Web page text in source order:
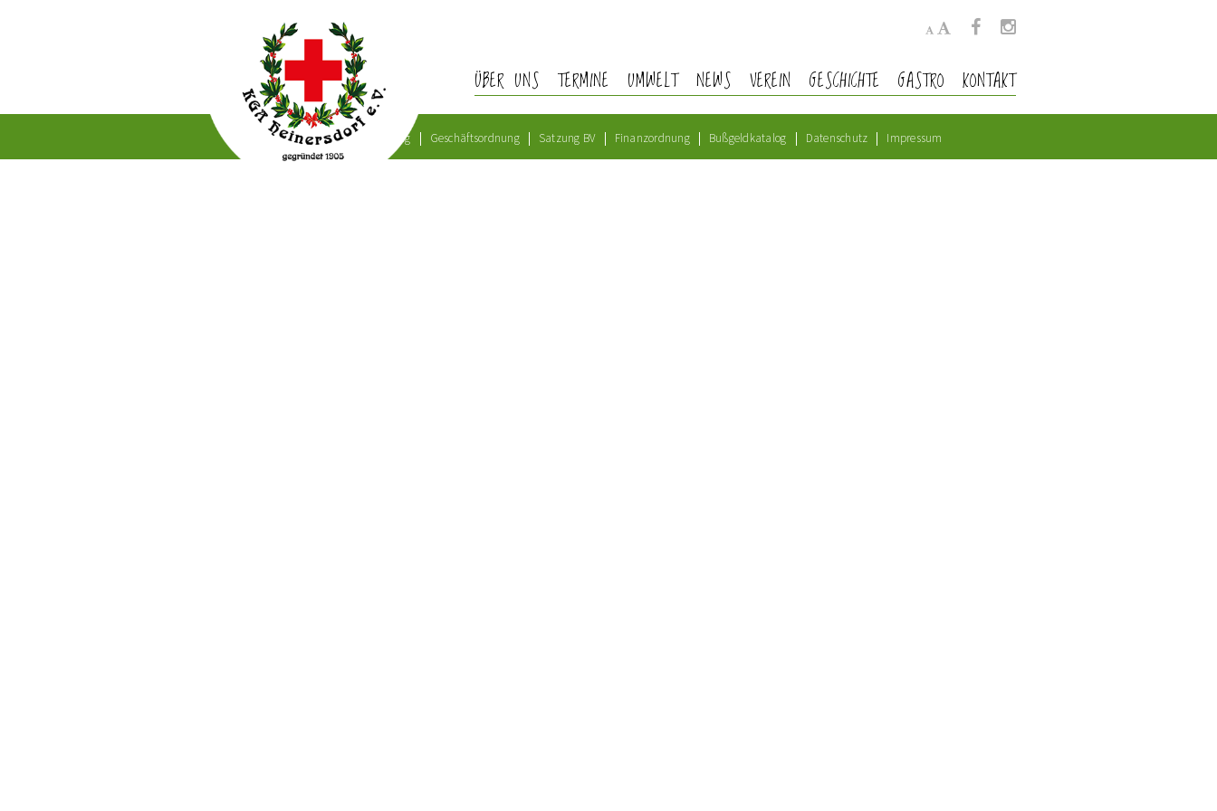
ÜBER UNS TERMINE UMWELT NEWS VEREIN GESCHICHTE GASTRO KONTAKT
Gartenordnung Satzung Geschäftsordnung Satzung BV Finanzordnung Bußgeldkatalog Datenschutz Impressum